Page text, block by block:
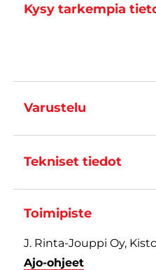
Kysy tarkempia
Varustelu
Tekniset tiedot
Toimipiste
J. Rinta-Jouppi Oy,
Ajo-ohjeet